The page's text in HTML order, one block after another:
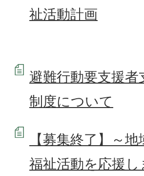
祉活動計画
避難行動要支援者
制度について
【募集終了】～地
福祉活動を応援し